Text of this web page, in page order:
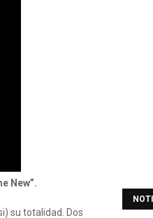
New”.
su totalidad. Dos